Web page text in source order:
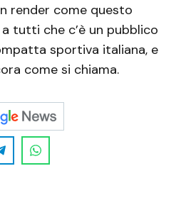
render come questo
tutti che c’è un pubblico
sportiva italiana, e
come si chiama.